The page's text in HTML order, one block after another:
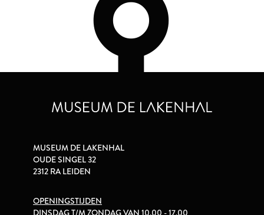
MUSEUM DE LAKENHAL
OUDE SINGEL 32
2312 RA LEIDEN
OPENINGSTIJDEN